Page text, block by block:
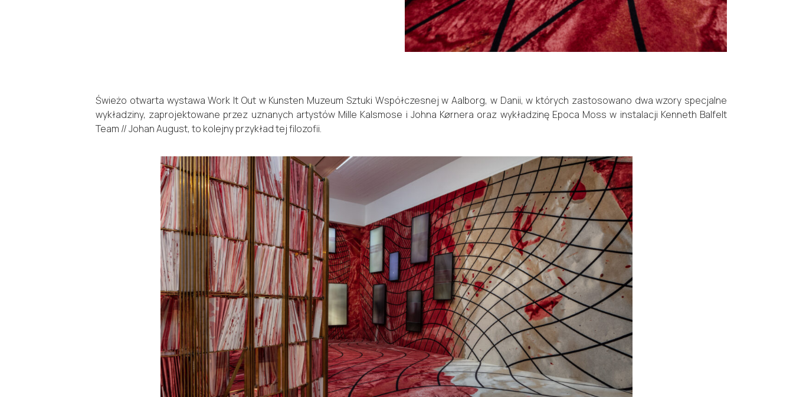
Świeżo otwarta wystawa Work It Out w Kunsten Muzeum Sztuki Współczesnej w Aalborg, w Danii, w których zastosowano dwa wzory specjalne
wykładziny, zaprojektowane przez uznanych artystów Mille Kalsmose i Johna Kørnera oraz wykładzinę Epoca Moss w instalacji Kenneth Balfelt
Team // Johan August, to kolejny przykład tej filozofii.